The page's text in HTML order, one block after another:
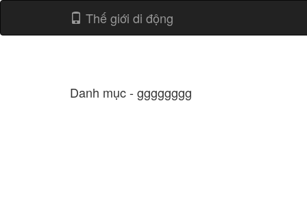
Thế giới di động
Danh mục - gggggggg